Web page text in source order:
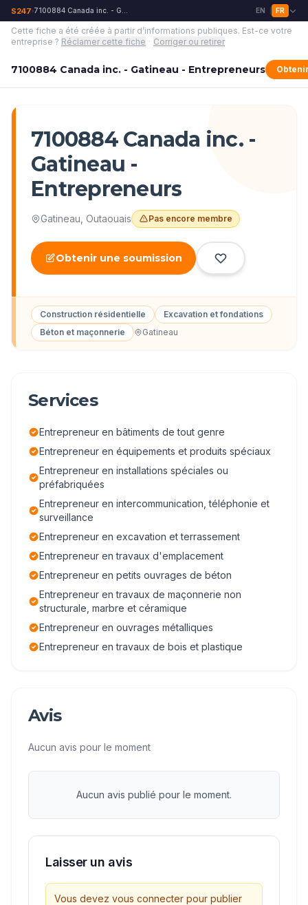
S247›7100884 Canada inc. - Gatineau - Entrepreneurs EN FR
Cette fiche a été créée à partir d’informations publiques. Est-ce votre
entreprise ? Réclamer cette fiche · Corriger ou retirer
7100884 Canada inc. - Gatineau - Entrepreneurs
7100884 Canada inc. -
Gatineau -
Entrepreneurs
Gatineau Outaouais Pas encore membre
Obtenir une soumission
Construction résidentielle
Excavation et fondations
Béton et maçonnerie
Gatineau
Services
Entrepreneur en bâtiments de tout genre
Entrepreneur en équipements et produits spéciaux
Entrepreneur en installations spéciales ou
préfabriquées
Entrepreneur en intercommunication, téléphonie et
surveillance
Entrepreneur en excavation et terrassement
Entrepreneur en travaux d'emplacement
Entrepreneur en petits ouvrages de béton
Entrepreneur en travaux de maçonnerie non
structurale, marbre et céramique
Entrepreneur en ouvrages métalliques
Entrepreneur en travaux de bois et plastique
Avis
Aucun avis pour le moment
Aucun avis publié pour le moment.
Laisser un avis
Vous devez vous connecter pour publier